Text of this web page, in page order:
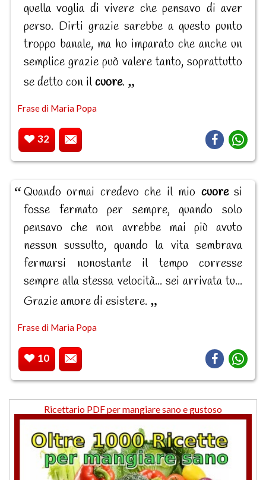
quella voglia di vivere che pensavo di aver
perso. Dirti grazie sarebbe a questo punto
troppo banale, ma ho imparato che anche un
semplice grazie può valere tanto, soprattutto
se detto con ilcuore.
Frase di Maria Popa
32
Quando ormai credevo che il mio cuoresi
fosse fermato per sempre, quando solo
pensavo che non avrebbe mai più avuto
nessun sussulto, quando la vita sembrava
fermarsi nonostante il tempo corresse
sempre alla stessa velocità... sei arrivata tu...
Grazie amore di esistere.
Frase di Maria Popa
10
Ricettario PDF per mangiare sano e gustoso